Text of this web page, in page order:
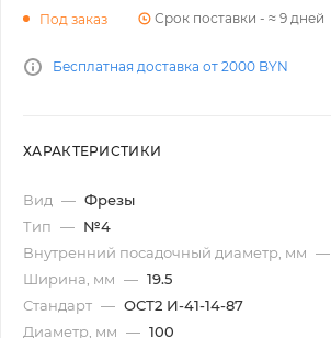
Под заказ Срок поставки - ≈ 9 дней
Бесплатная доставка от 2000 BYN
ХАРАКТЕРИСТИКИ
Вид — Фрезы
Тип — №4
Внутренний посадочный диаметр, мм —
Ширина, мм — 19.5
Стандарт — ОСТ2 И-41-14-87
Диаметр, мм — 100